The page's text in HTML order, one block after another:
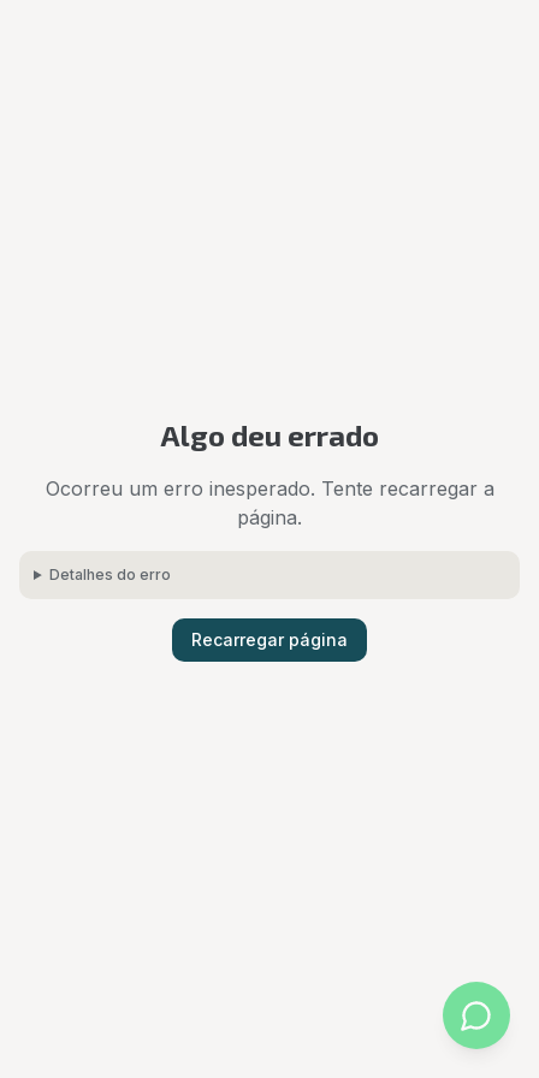
Algo deu errado
Ocorreu um erro inesperado. Tente recarregar a
página.
Detalhes do erro
Recarregar página